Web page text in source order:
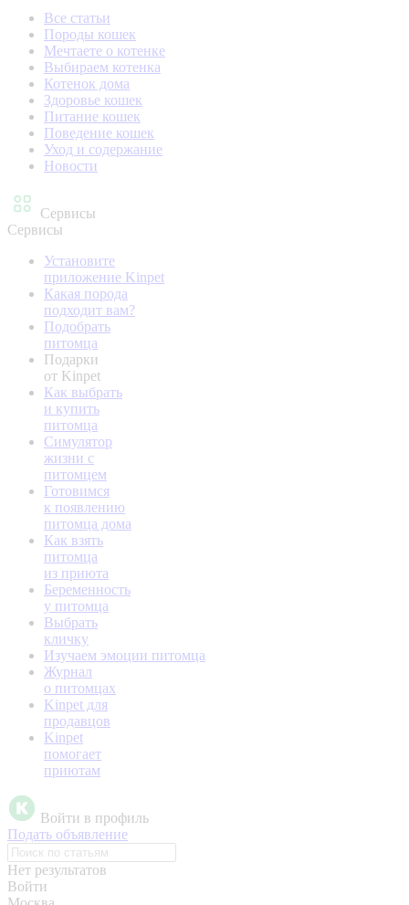
Все статьи
Породы кошек
Мечтаете о котенке
Выбираем котенка
Котенок дома
Здоровье кошек
Питание кошек
Поведение кошек
Уход и содержание
Новости
Сервисы
Сервисы
Установите
приложение Kinpet
Какая порода
подходит вам?
Подобрать
питомца
Подарки
от Kinpet
Как выбрать
и купить
питомца
Симулятор
жизни с
питомцем
Готовимся
к появлению
питомца дома
Как взять
питомца
из приюта
Беременность
у питомца
Выбрать
кличку
Изучаем эмоции питомца
Журнал
о питомцах
Kinpet для
продавцов
Kinpet
помогает
приютам
Войти в профиль
Подать объявление
Нет результатов
Войти